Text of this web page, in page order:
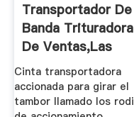
Transportador De
Banda Trituradora
De Ventas,Las
Ventas ...
Cinta transportadora
accionada para girar el
tambor llamado los